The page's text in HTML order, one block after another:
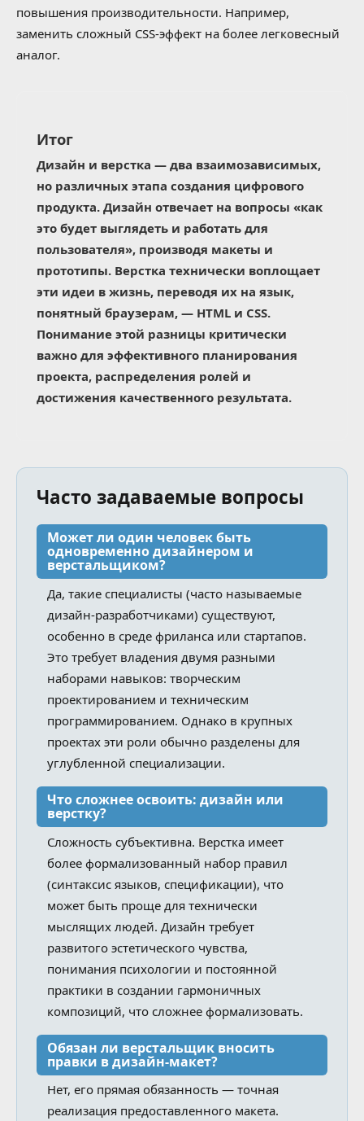
повышения производительности. Например,
заменить сложный CSS-эффект на более легковесный
аналог.
Итог
Дизайн и верстка — два взаимозависимых,
но различных этапа создания цифрового
продукта. Дизайн отвечает на вопросы «как
это будет выглядеть и работать для
пользователя», производя макеты и
прототипы. Верстка технически воплощает
эти идеи в жизнь, переводя их на язык,
понятный браузерам, — HTML и CSS.
Понимание этой разницы критически
важно для эффективного планирования
проекта, распределения ролей и
достижения качественного результата.
Часто задаваемые вопросы
Может ли один человек быть
одновременно дизайнером и
верстальщиком?
Да, такие специалисты (часто называемые
дизайн-разработчиками) существуют,
особенно в среде фриланса или стартапов.
Это требует владения двумя разными
наборами навыков: творческим
проектированием и техническим
программированием. Однако в крупных
проектах эти роли обычно разделены для
углубленной специализации.
Что сложнее освоить: дизайн или
верстку?
Сложность субъективна. Верстка имеет
более формализованный набор правил
(синтаксис языков, спецификации), что
может быть проще для технически
мыслящих людей. Дизайн требует
развитого эстетического чувства,
понимания психологии и постоянной
практики в создании гармоничных
композиций, что сложнее формализовать.
Обязан ли верстальщик вносить
правки в дизайн-макет?
Нет, его прямая обязанность — точная
реализация предоставленного макета.